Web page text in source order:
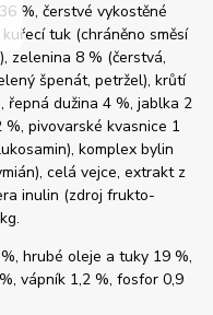
%, čerstvé vykostěné
tuk (chráněno směsí
zelenina 8 % (čerstvá,
špenát, petržel), krůtí
řepná dužina 4 %, jablka 2
pivovarské kvasnice 1
komplex bylin
celá vejce, extrakt z
inulin (zdroj frukto-
hrubé oleje a tuky 19 %,
vápník 1,2 %, fosfor 0,9